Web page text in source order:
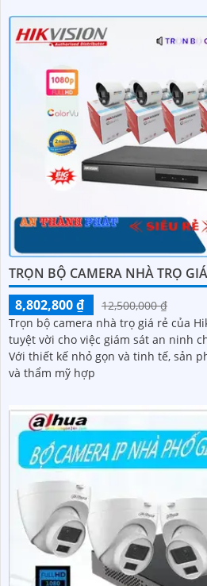
TRỌN BỘ CAMERA NHÀ TRỌ
8,802,800 ₫
12,500,000 ₫
Trọn bộ camera nhà trọ giá rẻ của
tuyệt vời cho việc giám sát an ninh
Với thiết kế nhỏ gọn và tinh tế, sản
và thẩm mỹ hợp